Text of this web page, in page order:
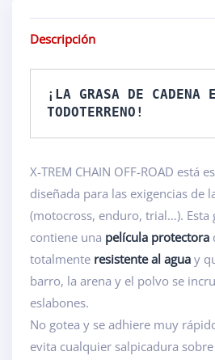
Descripción
¡LA GRASA DE CADENA
TODOTERRENO!
X-TREM CHAIN OFF-ROAD está
diseñada para las exigencias de
(motocross, enduro, trial…). Esta
contiene una película protectora
totalmente resistente al agua y
barro, la arena y el polvo se
eslabones.
No gotea y se adhiere muy
evita cualquier salpicadura